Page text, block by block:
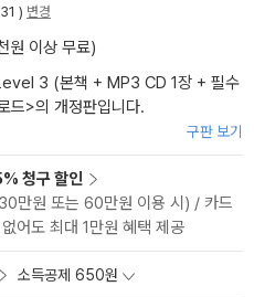
) 변경
원 이상 무료)
3 (본책 + MP3 CD 1장 + 필수
드>의 개정판입니다.
구판 보기
청구 할인
만원 또는 60만원 이용 시) / 카드
어도 최대 1만원 혜택 제공
소득공제 650원